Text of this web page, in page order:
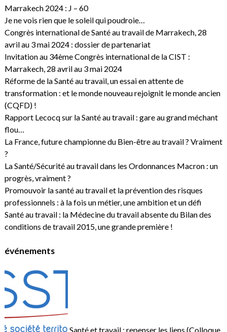
Marrakech 2024 : J – 60
Je ne vois rien que le soleil qui poudroie…
Congrès international de Santé au travail de Marrakech, 28
avril au 3 mai 2024 : dossier de partenariat
Invitation au 34ème Congrès international de la CIST :
Marrakech, 28 avril au 3 mai 2024
Réforme de la Santé au travail, un essai en attente de
transformation : et le monde nouveau rejoignit le monde ancien
(CQFD) !
Rapport Lecocq sur la Santé au travail : gare au grand méchant
flou…
La France, future championne du Bien-être au travail ? Vraiment
?
La Santé/Sécurité au travail dans les Ordonnances Macron : un
progrès, vraiment ?
Promouvoir la santé au travail et la prévention des risques
professionnels : à la fois un métier, une ambition et un défi
Santé au travail : la Médecine du travail absente du Bilan des
conditions de travail 2015, une grande première !
événements
Santé et travail : repenser les liens (Colloque